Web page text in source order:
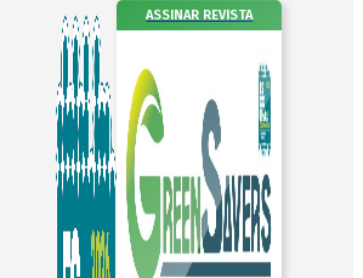
ASSINAR REVISTA